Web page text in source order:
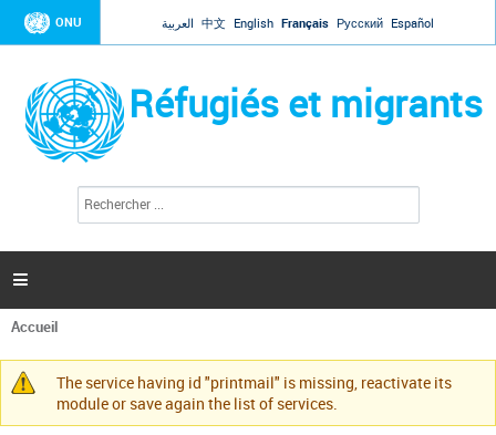
Jump to navigation
ONU العربية 中文 English Français Русский Español
Réfugiés et migrants
l
c
h

Vous
êtes
ici
Accueil
Message
d'avertissement
The service having id "printmail" is missing, reactivate its
module or save again the list of services.